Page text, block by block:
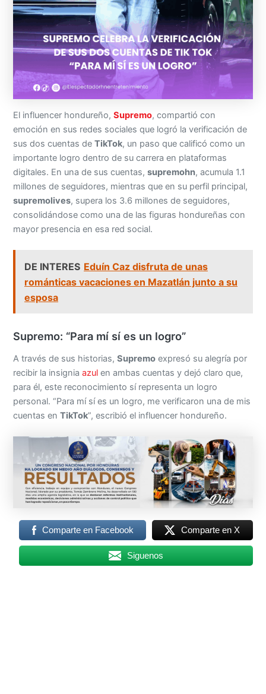
El influencer hondureño,Supremo, compartió con
emoción en sus redes sociales que logró la verificación de
sus dos cuentas deTikTok, un paso que calificó como un
importante logro dentro de su carrera en plataformas
digitales. En una de sus cuentas,supremohn, acumula 1.1
millones de seguidores, mientras que en su perfil principal,
supremolives, supera los 3.6 millones de seguidores,
consolidándose como una de las figuras hondureñas con
mayor presencia en esa red social.
DE INTERES Eduín Caz disfruta de unas
románticas vacaciones en Mazatlán junto a su
esposa
Supremo: “Para mí sí es un logro”
A través de sus historias,Supremo expresó su alegría por
recibir la insigniaazul en ambas cuentas y dejó claro que,
para él, este reconocimiento sí representa un logro
personal. “Para mí sí es un logro, me verificaron una de mis
cuentas enTikTok”, escribió el influencer hondureño.
Comparte en Facebook Comparte en X
Siguenos